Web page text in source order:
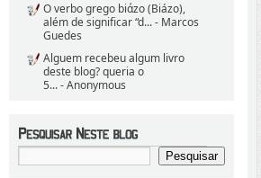
O verbo grego biάzo (Biázo),
além de significar “d...- Marcos
Guedes
Alguem recebeu algum livro
deste blog? queria o
5...- Anonymous